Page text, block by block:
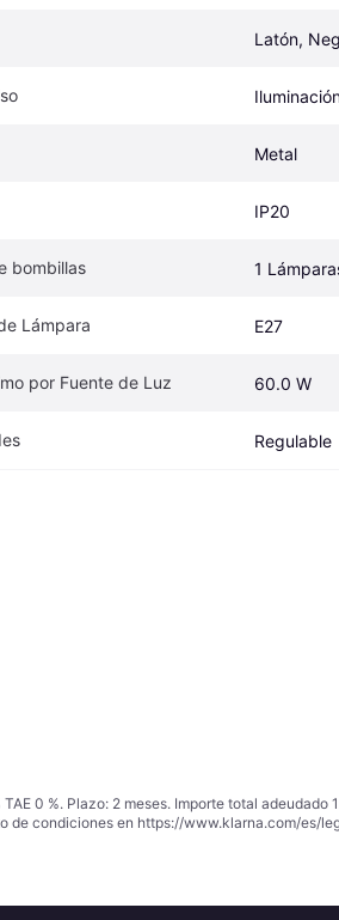
Latón,
Metal
IP20
bombillas 1
Lámpara E27
por Fuente de Luz 60.0 W
Regulable
0 %. Plazo: 2 meses. Importe total
de condiciones en https://www.klarna.com/es/